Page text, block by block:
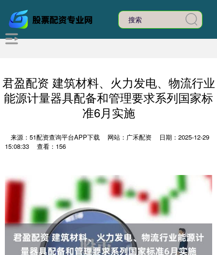
君盈配资 建筑材料、火力发电、物流行业
能源计量器具配备和管理要求系列国家标
准6月实施
来源：51配资查询平台APP下载 网站：广禾配资
日期：2025-12-29
15:08:33
查看：156